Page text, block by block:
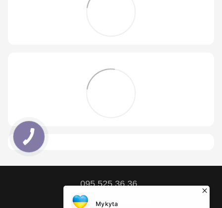
095 525 36 36
Контактная информация